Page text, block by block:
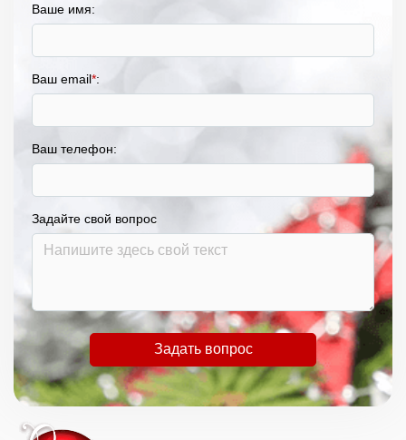
Ваше имя:
Ваш email*:
Ваш телефон:
Задайте свой вопрос
Задать вопрос